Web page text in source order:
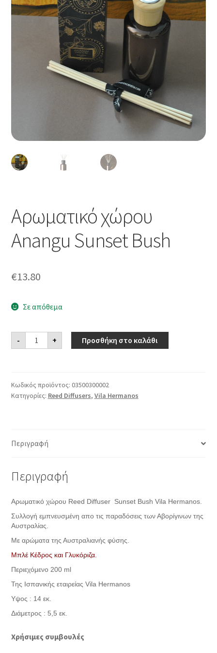
Αρωματικό χώρου
Anangu Sunset Bush
€13.80
Σε απόθεμα
-
Αρωματικό
χώρου
Anangu
+ Προσθήκη στο καλάθι
Κωδικός προϊόντος: 03500300002
Κατηγορίες: Reed Diffusers, Vila Hermanos
Περιγραφή
Περιγραφή
Αρωματικό χώρου Reed Diffuser Sunset Bush Vila Hermanos.
Συλλογή εμπνευσμένη απο τις παραδόσεις των Αβορίγινων της
Αυστραλίας.
Με αρώματα της Αυστραλιανής φύσης.
Μπλέ Κέδρος και Γλυκόριζα.
Περιεχόμενο 200 ml
Της Ισπανικής εταιρείας Vila Hermanos
Υψος : 14 εκ.
Διάμετρος : 5,5 εκ.
Χρήσιμες συμβουλές